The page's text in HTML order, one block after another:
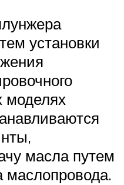
установки
моделях
масла путем
маслопровода.